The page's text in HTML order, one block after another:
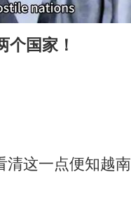
万元
国家！
清这一点便知越南